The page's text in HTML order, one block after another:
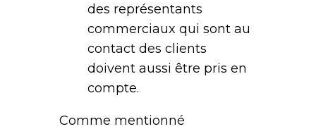
des représentants
commerciaux qui sont au
contact des clients
doivent aussi être pris en
compte.
Comme mentionné